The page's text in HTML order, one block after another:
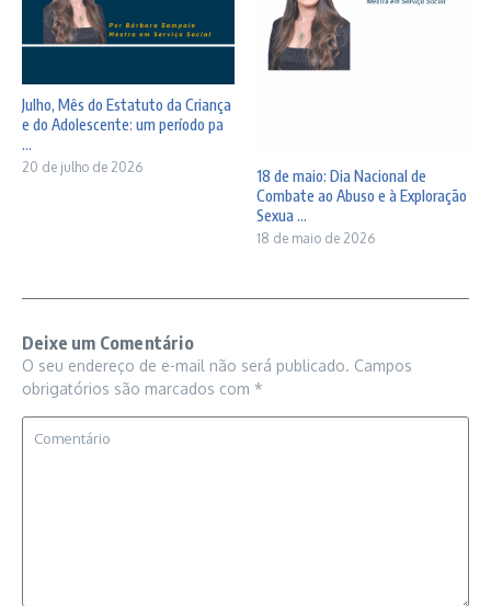
Julho, Mês do Estatuto da Criança
e do Adolescente: um período pa
...
20 de julho de 2026
18 de maio: Dia Nacional de
Combate ao Abuso e à Exploração
Sexua ...
18 de maio de 2026
Deixe um Comentário
O seu endereço de e-mail não será publicado. Campos
obrigatórios são marcados com *